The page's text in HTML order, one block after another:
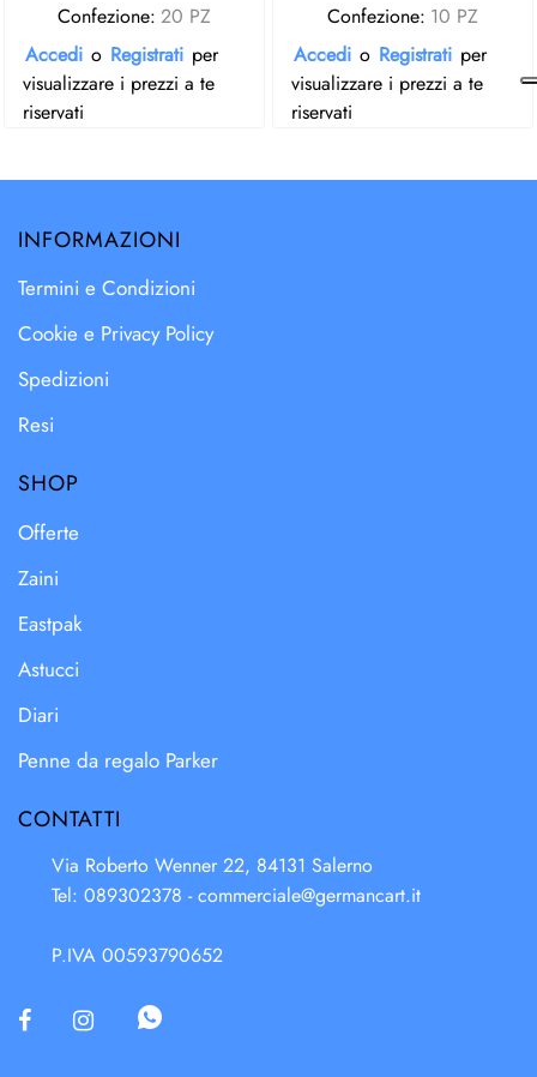
Confezione: 20 PZ
Accedi o Registrati per
visualizzare i prezzi a te
riservati
Confezione: 10 PZ
Accedi o Registrati per
visualizzare i prezzi a te
riservati
INFORMAZIONI
Termini e Condizioni
Cookie e Privacy Policy
Spedizioni
Resi
SHOP
Offerte
Zaini
Eastpak
Astucci
Diari
Penne da regalo Parker
CONTATTI
Via Roberto Wenner 22, 84131 Salerno
Tel: 089302378 -commerciale@germancart.it
P.IVA 00593790652